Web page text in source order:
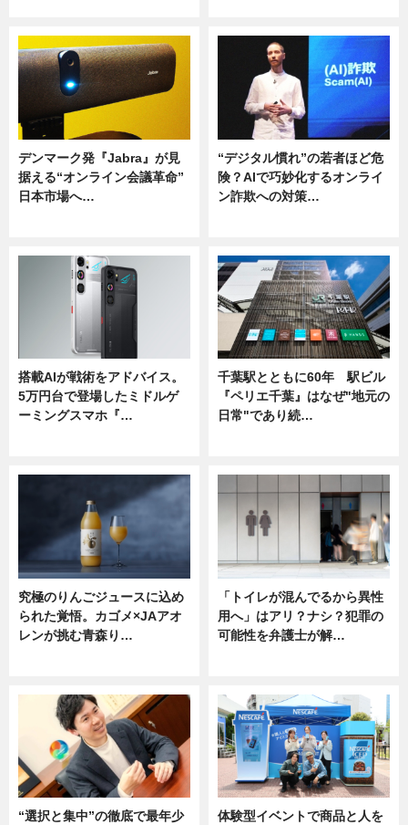
デンマーク発『Jabra』が見
据える“オンライン会議革命”
日本市場へ…
“デジタル慣れ”の若者ほど危
険？AIで巧妙化するオンライ
ン詐欺への対策…
搭載AIが戦術をアドバイス。
5万円台で登場したミドルゲ
ーミングスマホ『…
千葉駅とともに60年 駅ビル
『ペリエ千葉』はなぜ"地元の
日常"であり続…
究極のりんごジュースに込め
られた覚悟。カゴメ×JAアオ
レンが挑む青森り…
「トイレが混んでるから異性
用へ」はアリ？ナシ？犯罪の
可能性を弁護士が解…
“選択と集中”の徹底で最年少
体験型イベントで商品と人を